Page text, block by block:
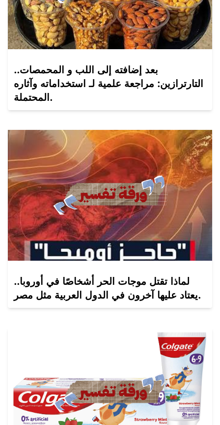
بعد إضافته إلى اللب و المحمصات..
التارترازين: مراجعة علمية لـ استخداماته وآثاره
المحتملة.
لماذا تقتل موجات الحر أشخاصًا في أوروبا..
يعتاد عليها آخرون في الدول العربية مثل مصر.